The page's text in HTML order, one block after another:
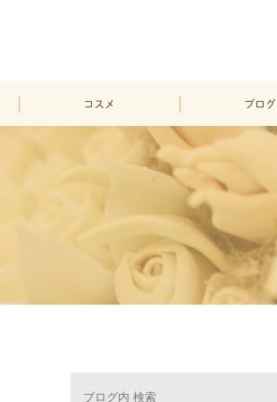
コスメ ブログ